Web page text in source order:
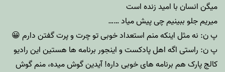
میگن انسان با امید زنده است
میریم جلو ببینیم چی پیش میاد ……
پ ن: نه مثل اینکه منم استعداد خوبی تو چرت و پرت گفتن دارم 😀
پ ن: راستی اگه اهل پادکست و اینجور برنامه ها هستین این رادیو
کالج پارکهم برنامه های خوبی داره!آیدینگوش میده، منم گوش